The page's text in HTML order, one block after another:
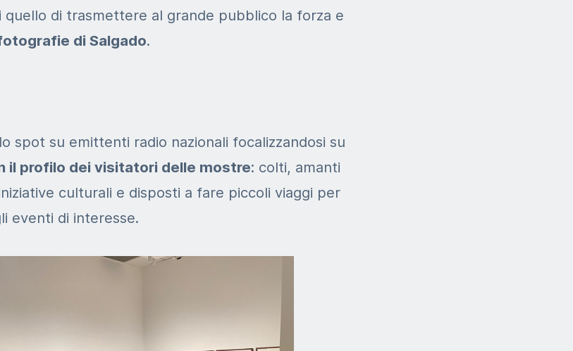
di trasmettere al grande pubblico la forza e
di Salgado.
spot su emittenti radio nazionali focalizzandosi su
il profilo dei visitatori delle mostre: colti, amanti
culturali e disposti a fare piccoli viaggi per
eventi di interesse.